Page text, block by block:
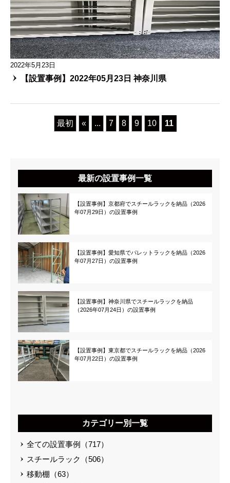
2022年5月23日
【設置事例】2022年05月23日 神奈川県
最初 « ... 7 8 9 10 11
最新の設置事例一覧
【設置事例】京都府でスチールラックを納品（2026
年07月29日）の設置事例
【設置事例】愛知県でパレットラックを納品（2026
年07月27日）の設置事例
【設置事例】神奈川県でスチールラックを納品
（2026年07月24日）の設置事例
【設置事例】東京都でスチールラックを納品（2026
年07月22日）の設置事例
カテゴリー別一覧
全ての設置事例（717）
スチールラック（506）
移動棚（63）